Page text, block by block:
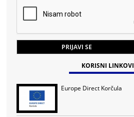
KORISNI LINKOVI
Europe Direct Korčula